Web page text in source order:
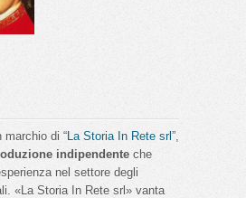
marchio di “La Storia In Rete srl”,
indipendente che
nel settore degli
«La Storia In Rete srl» vanta